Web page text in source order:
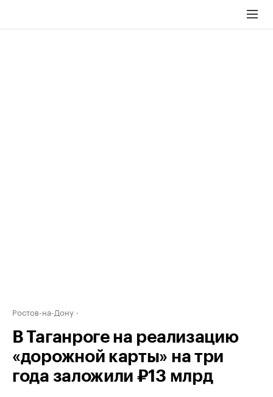
Ростов-на-Дону
В Таганроге на реализацию
«дорожной карты» на три
года заложили ₽13 млрд